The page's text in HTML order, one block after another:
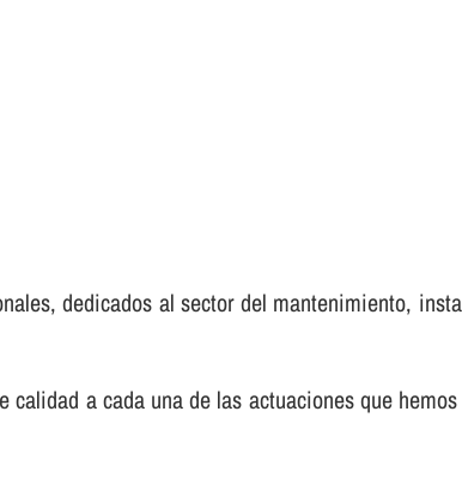
dedicados al sector del mantenimiento,
a cada una de las actuaciones que